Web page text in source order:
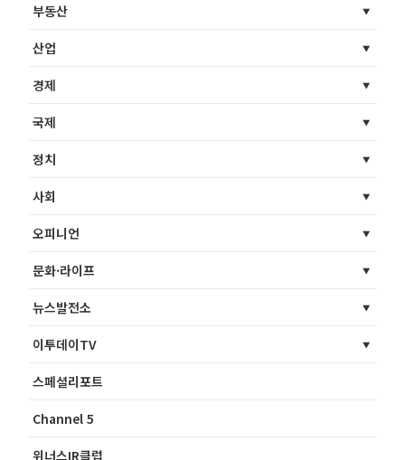
부동산
산업
경제
국제
정치
사회
오피니언
문화·라이프
뉴스발전소
이투데이TV
스페셜리포트
Channel 5
위너스IR클럽